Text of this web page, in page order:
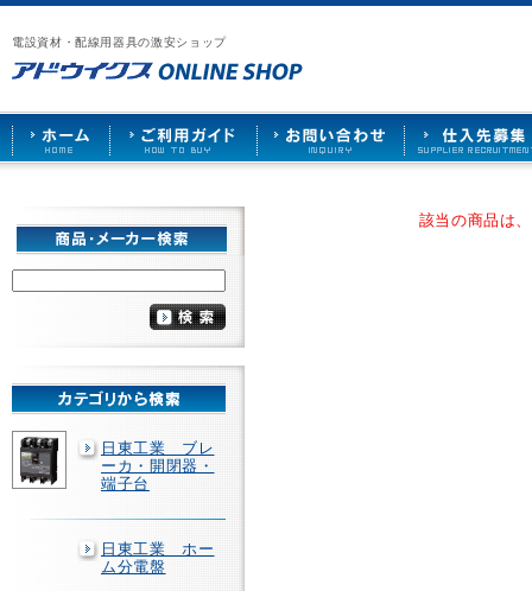
電設資材・配線用器具の激安ショップ
漏
電
ブ
レ
ー
カ
ー
や
照
ケ
ッ
ト
な
で
販
売
ア
ウ
イ
ス
HOME
ご
用
ガ
ド
お
い
合
せ
仕
先
募
日東工業 ブレ
ーカ・開閉器・
端子台
日東工業 ホー
ム分電盤
該当の商品は